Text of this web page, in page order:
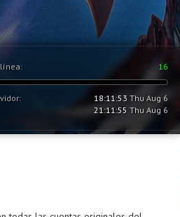
16
18:11:54 Thu Aug 6
21:11:56 Thu Aug 6